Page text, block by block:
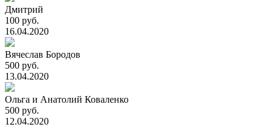
Дмитрий
100 руб.
16.04.2020
Вячеслав Бородов
500 руб.
13.04.2020
Ольга и Анатолий Коваленко
500 руб.
12.04.2020